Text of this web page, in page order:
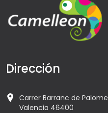
Dirección
Carrer Barranc de
Valencia 46400